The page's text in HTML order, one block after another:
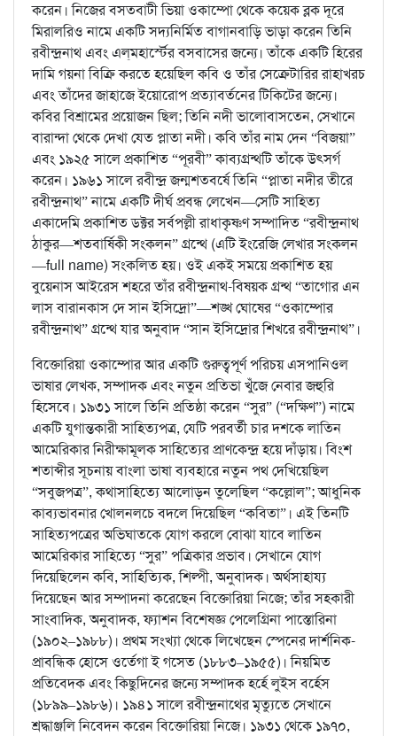
করেন। নিজের বসতবাটী ভিয়া ওকাম্পো থেকে কয়েক ব্লক দূরে
মিরালরিও নামে একটি সদ্যনির্মিত বাগানবাড়ি ভাড়া করেন তিনি
রবীন্দ্রনাথ এবং এল্‌মহার্স্টের বসবাসের জন্যে। তাঁকে একটি হিরের
দামি গয়না বিক্রি করতে হয়েছিল কবি ও তাঁর সেক্রেটারির রাহাখরচ
এবং তাঁদের জাহাজে ইয়োরোপ প্রত্যাবর্তনের টিকিটের জন্যে।
কবির বিশ্রামের প্রয়োজন ছিল; তিনি নদী ভালোবাসতেন, সেখানে
বারান্দা থেকে দেখা যেত প্লাতা নদী। কবি তাঁর নাম দেন “বিজয়া”
এবং ১৯২৫ সালে প্রকাশিত “পূরবী” কাব্যগ্রন্থটি তাঁকে উৎসর্গ
করেন। ১৯৬১ সালে রবীন্দ্র জন্মশতবর্ষে তিনি “প্লাতা নদীর তীরে
রবীন্দ্রনাথ” নামে একটি দীর্ঘ প্রবন্ধ লেখেন—সেটি সাহিত্য
একাদেমি প্রকাশিত ডক্টর সর্বপল্লী রাধাকৃষ্ণণ সম্পাদিত “রবীন্দ্রনাথ
ঠাকুর—শতবার্ষিকী সংকলন” গ্রন্থে (এটি ইংরেজি লেখার সংকলন
—full name) সংকলিত হয়। ওই একই সময়ে প্রকাশিত হয়
বুয়েনাস আইরেস শহরে তাঁর রবীন্দ্রনাথ-বিষয়ক গ্রন্থ “তাগোর এন
লাস বারানকাস দে সান ইসিদ্রো”—শঙ্খ ঘোষের “ওকাম্পোর
রবীন্দ্রনাথ” গ্রন্থে যার অনুবাদ “সান ইসিদ্রোর শিখরে রবীন্দ্রনাথ”।
বিক্তোরিয়া ওকাম্পোর আর একটি গুরুত্বপূর্ণ পরিচয় এসপানিওল
ভাষার লেখক, সম্পাদক এবং নতুন প্রতিভা খুঁজে নেবার জহুরি
হিসেবে। ১৯৩১ সালে তিনি প্রতিষ্ঠা করেন “সুর” (“দক্ষিণ”) নামে
একটি যুগান্তকারী সাহিত্যপত্র, যেটি পরবর্তী চার দশকে লাতিন
আমেরিকার নিরীক্ষামূলক সাহিত্যের প্রাণকেন্দ্র হয়ে দাঁড়ায়। বিংশ
শতাব্দীর সূচনায় বাংলা ভাষা ব্যবহারে নতুন পথ দেখিয়েছিল
“সবুজপত্র”, কথাসাহিত্যে আলোড়ন তুলেছিল “কল্লোল”; আধুনিক
কাব্যভাবনার খোলনলচে বদলে দিয়েছিল “কবিতা”। এই তিনটি
সাহিত্যপত্রের অভিঘাতকে যোগ করলে বোঝা যাবে লাতিন
আমেরিকার সাহিত্যে “সুর” পত্রিকার প্রভাব। সেখানে যোগ
দিয়েছিলেন কবি, সাহিত্যিক, শিল্পী, অনুবাদক। অর্থসাহায্য
দিয়েছেন আর সম্পাদনা করেছেন বিক্তোরিয়া নিজে; তাঁর সহকারী
সাংবাদিক, অনুবাদক, ফ্যাশন বিশেষজ্ঞ পেলেগ্রিনা পাস্তোরিনা
(১৯০২–১৯৮৮)। প্রথম সংখ্যা থেকে লিখেছেন স্পেনের দার্শনিক-
প্রাবন্ধিক হোসে ওর্তেগা ই গসেত (১৮৮৩–১৯৫৫)। নিয়মিত
প্রতিবেদক এবং কিছুদিনের জন্যে সম্পাদক হর্হে লুইস বর্হেস
(১৮৯৯–১৯৮৬)। ১৯৪১ সালে রবীন্দ্রনাথের মৃত্যুতে সেখানে
শ্রদ্ধাঞ্জলি নিবেদন করেন বিক্তোরিয়া নিজে। ১৯৩১ থেকে ১৯৭০,